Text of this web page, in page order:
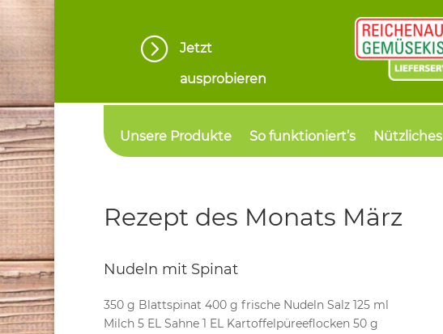
=
Jetzt
ausprobieren
Unsere Produkte So funktioniert’s Nützliches
Rezept des Monats März
Nudeln mit Spinat
350 g Blattspinat 400 g frische Nudeln Salz 125 ml
Milch 5 EL Sahne 1 EL Kartoffelpüreeflocken 50 g